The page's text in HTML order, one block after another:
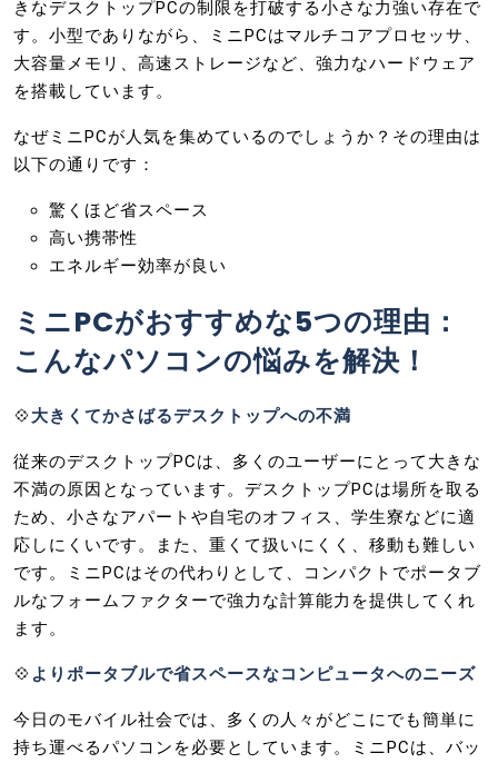
きなデスクトップPCの制限を打破する小さな力強い存在で
す。小型でありながら、ミニPCはマルチコアプロセッサ、
大容量メモリ、高速ストレージなど、強力なハードウェア
を搭載しています。
なぜミニPCが人気を集めているのでしょうか？その理由は
以下の通りです：
驚くほど省スペース
高い携帯性
エネルギー効率が良い
ミニPCがおすすめな5つの理由：
こんなパソコンの悩みを解決！
💠大きくてかさばるデスクトップへの不満
従来のデスクトップPCは、多くのユーザーにとって大きな
不満の原因となっています。デスクトップPCは場所を取る
ため、小さなアパートや自宅のオフィス、学生寮などに適
応しにくいです。また、重くて扱いにくく、移動も難しい
です。ミニPCはその代わりとして、コンパクトでポータブ
ルなフォームファクターで強力な計算能力を提供してくれ
ます。
💠 よりポータブルで省スペースなコンピュータへのニーズ
今日のモバイル社会では、多くの人々がどこにでも簡単に
持ち運べるパソコンを必要としています。ミニPCは、バッ